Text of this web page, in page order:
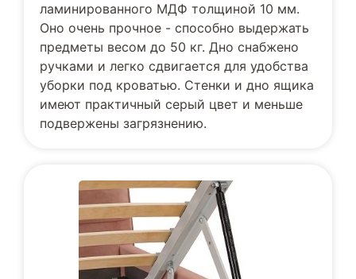
ламинированного МДФ толщиной 10 мм.
Оно очень прочное - способно выдержать
предметы весом до 50 кг. Дно снабжено
ручками и легко сдвигается для удобства
уборки под кроватью. Стенки и дно ящика
имеют практичный серый цвет и меньше
подвержены загрязнению.